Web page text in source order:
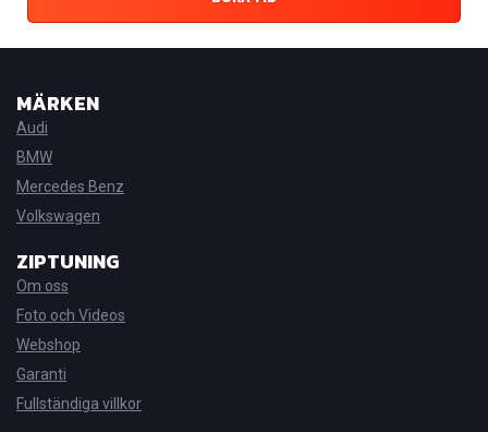
MÄRKEN
Audi
BMW
Mercedes Benz
Volkswagen
ZIPTUNING
Om oss
Foto och Videos
Webshop
Garanti
Fullständiga villkor